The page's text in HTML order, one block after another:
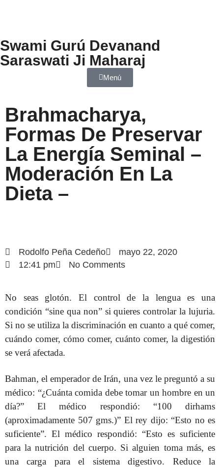
Swami Gurú Devanand
Saraswati Ji Maharaj
Menú
Brahmacharya,
Formas De Preservar
La Energía Seminal –
Moderación En La
Dieta –
Rodolfo Peña Cedeño
mayo 22, 2020
12:41 pm
No Comments
No seas glotón. El control de la lengua es una
condición “sine qua non” si quieres controlar la lujuria.
Si no se utiliza la discriminación en cuanto a qué comer,
cuándo comer, cómo comer, cuánto comer, la digestión
se verá afectada.
Bahman, el emperador de Irán, una vez le preguntó a su
médico: “¿Cuánta comida debe tomar un hombre en un
día?” El médico respondió: “100 dirhams
(aproximadamente 507 gms.)” El rey dijo: “Esto no es
suficiente”. El médico respondió: “Esto es suficiente
para la nutrición del cuerpo. Si alguien toma más, es
una carga para el sistema digestivo. Reduce la